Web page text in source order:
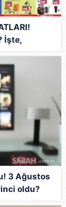
İşte,
3 Ağustos
oldu?